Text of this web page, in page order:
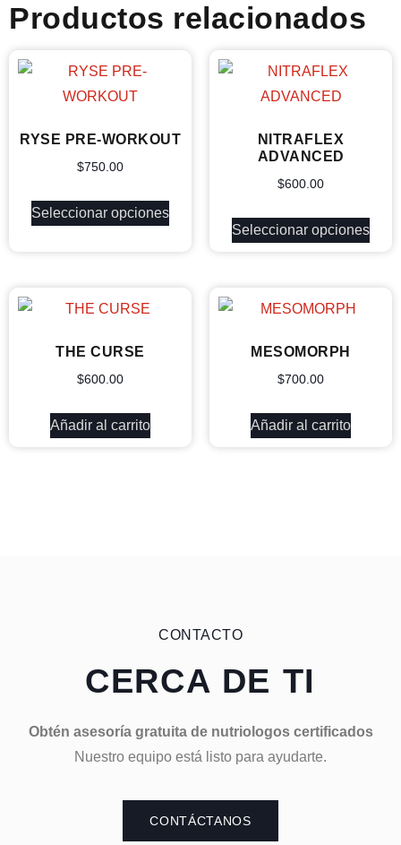
Productos relacionados
RYSE PRE-WORKOUT
$750.00
Seleccionar opciones
NITRAFLEX
ADVANCED
$600.00
Seleccionar opciones
THE CURSE
$600.00
Añadir al carrito
MESOMORPH
$700.00
Añadir al carrito
CONTACTO
CERCA DE TI
Obtén asesoría gratuita de nutriologos certificados
Nuestro equipo está listo para ayudarte.
CONTÁCTANOS